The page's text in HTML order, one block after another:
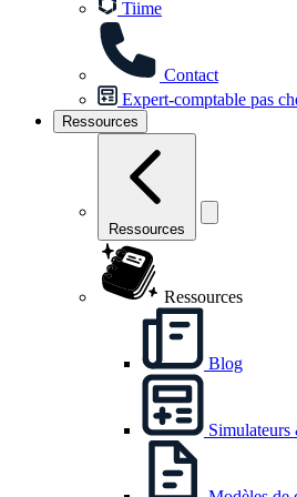
Tiime
Contact
Expert-comptable pas
Ressources
Ressources
Ressources
Blog
Simulateurs